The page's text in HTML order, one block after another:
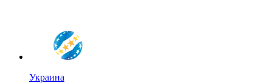
Украина